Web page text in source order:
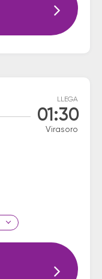
LLEGA
01:30
Virasoro